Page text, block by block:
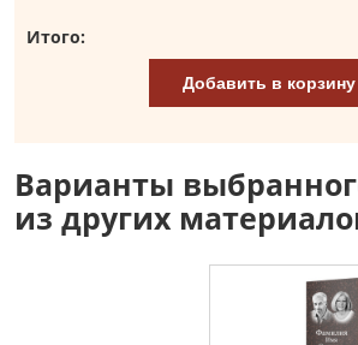
Итого:
Добавить в корзину
Варианты
из других